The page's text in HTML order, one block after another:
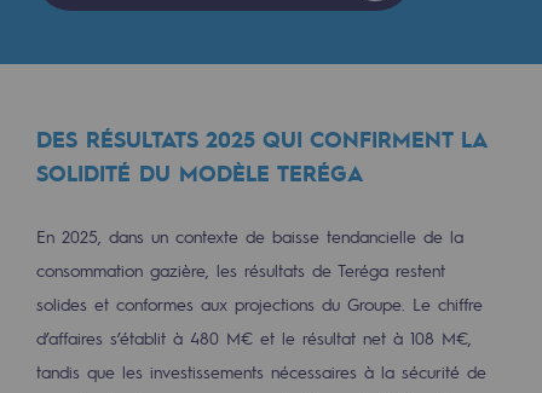
Concertations CH4, H2 et CO2
Espace pédagogique
2050 : un monde d’énergies
CCUS Objectif Zéro CO2
Objectif Biométhane
Le Labo
DES RÉSULTATS 2025 QUI CONFIRMENT LA
SOLIDITÉ DU MODÈLE TERÉGA
En 2025, dans un contexte de baisse tendancielle de la
consommation gazière, les résultats de Teréga restent
solides et conformes aux projections du Groupe. Le chiffre
d’affaires s’établit à 480 M€ et le résultat net à 108 M€,
tandis que les investissements nécessaires à la sécurité de